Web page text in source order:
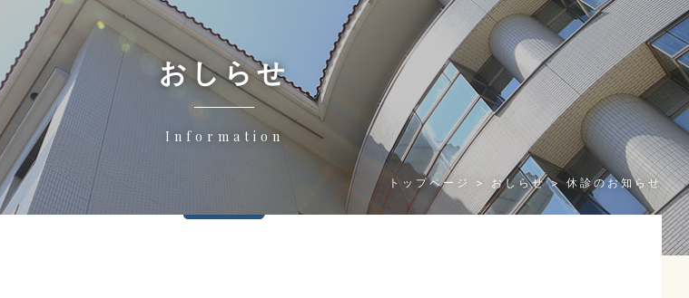
おしらせ
Information
トップページ おしらせ 休診のお知らせ